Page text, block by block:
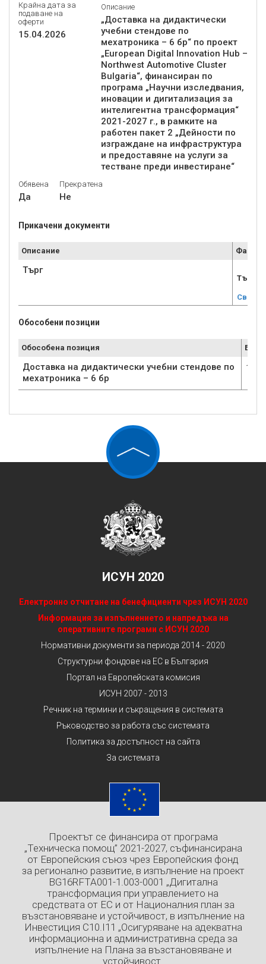
Крайна дата за
подаване на
оферти
15.04.2026
Описание
„Доставка на дидактически
учебни стендове по
мехатроника – 6 бр“ по проект
„European Digital Innovation Hub –
Northwest Automotive Cluster
Bulgaria“, финансиран по
програма „Научни изследвания,
иновации и дигитализация за
интелигентна трансформация“
2021-2027 г., в рамките на
работен пакет 2 „Дейности по
изграждане на инфраструктура
и предоставяне на услуги за
тестване преди инвестиране“
Обявена
Да
Прекратена
Не
Прикачени документи
Описание Файл
Търг
Свали
Обособени позиции
Обособена позиция Брой
Доставка на дидактически учебни стендове по
мехатроника – 6 бр
1
ИСУН 2020
Електронно отчитане на бенефициенти чрез ИСУН 2020
Информация за изпълнението и напредъка на
оперативните програми с ИСУН 2020
Нормативни документи за периода 2014 - 2020
Структурни фондове на ЕС в България
Портал на Европейската комисия
ИСУН 2007 - 2013
Речник на термини и съкращения в системата
Ръководство за работа със системата
Политика за достъпност на сайта
За системата
Проектът се финансира от програма
„Техническа помощ” 2021-2027, съфинансирана
от Европейския съюз чрез Европейския фонд
за регионално развитие, в изпълнение на проект
BG16RFTA001-1.003-0001 „Дигитална
трансформация при управлението на
средствата от ЕС и от Националния план за
възстановяване и устойчивост, в изпълнение на
Инвестиция C10.I11 „Осигуряване на адекватна
информационна и административна среда за
изпълнение на Плана за възстановяване и
устойчивост.